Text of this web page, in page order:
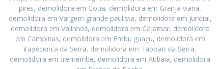
pires, demolidora em Cotia, demolidora em Granja viana,
demolidora em Vargem grande paulista, demolidora em jundiai,
demolidora em Valinhos, demolidora em Cajamar, demolidora
em Campinas, demolidora em Embu guaçu, demolidora em
itapecerica da Serra, demolidora em Taboao da Serra,
demolidora em tremembe, demolidora em Atibaia, demolidora